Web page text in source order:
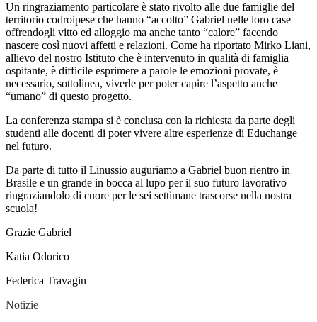
Un ringraziamento particolare è stato rivolto alle due famiglie del
territorio codroipese che hanno “accolto” Gabriel nelle loro case
offrendogli vitto ed alloggio ma anche tanto “calore” facendo
nascere così nuovi affetti e relazioni. Come ha riportato Mirko Liani,
allievo del nostro Istituto che è intervenuto in qualità di famiglia
ospitante, è difficile esprimere a parole le emozioni provate, è
necessario, sottolinea, viverle per poter capire l’aspetto anche
“umano” di questo progetto.
La conferenza stampa si è conclusa con la richiesta da parte degli
studenti alle docenti di poter vivere altre esperienze di Educhange
nel futuro.
Da parte di tutto il Linussio auguriamo a Gabriel buon rientro in
Brasile e un grande in bocca al lupo per il suo futuro lavorativo
ringraziandolo di cuore per le sei settimane trascorse nella nostra
scuola!
Grazie Gabriel
Katia Odorico
Federica Travagin
Notizie